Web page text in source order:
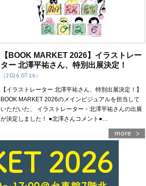
【BOOK MARKET 2026】イラストレー
ター 北澤平祐さん、特別出展決定！
（2026.07.16）
【イラストレーター 北澤平祐さん、特別出展決定！】
BOOK MARKET 2026のメインビジュアルを担当して
いただいた、 イラストレーター・北澤平祐さんの出展
が決定しました！ ●北澤さんコメント●…